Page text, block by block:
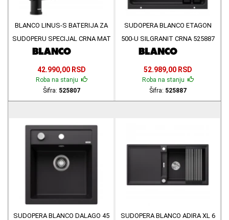
BLANCO LINUS-S BATERIJA ZA
SUDOPERU SPECIJAL CRNA MAT
525807
42.990,00 RSD
Roba na stanju
Šifra: 525807
SUDOPERA BLANCO ETAGON
500-U SILGRANIT CRNA 525887
52.989,00 RSD
Roba na stanju
Šifra: 525887
SUDOPERA BLANCO DALAGO 45
SUDOPERA BLANCO ADIRA XL 6